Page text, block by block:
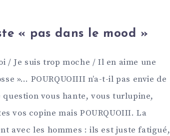
« pas dans le mood »
/ Je suis trop moche / Il en aime une
»… POURQUOIIII n’a-t-il pas envie de
question vous hante, vous turlupine,
vos copine mais POURQUOIII. La
avec les hommes : ils est juste fatigué,